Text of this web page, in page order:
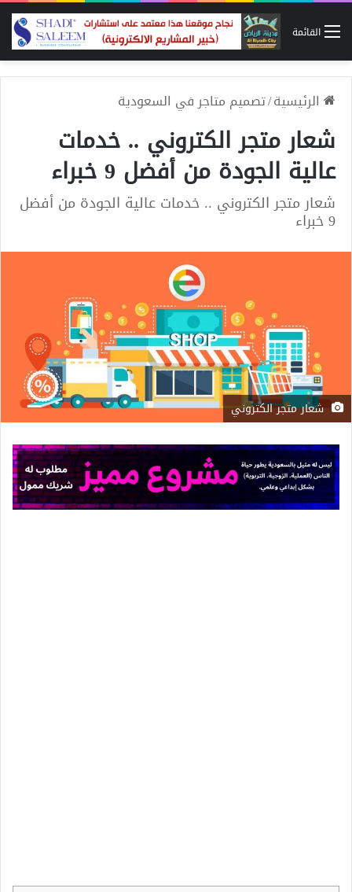
القائمة
الرئيسية/تصميم متاجر في السعودية
شعار متجر الكتروني .. خدمات
عالية الجودة من أفضل 9 خبراء
شعار متجر الكتروني .. خدمات عالية الجودة من أفضل
9 خبراء
شعار متجر الكتروني